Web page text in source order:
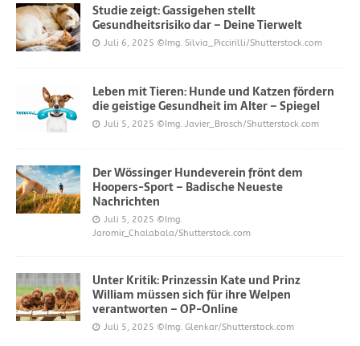
Studie zeigt: Gassigehen stellt
Gesundheitsrisiko dar – Deine Tierwelt
Juli 6, 2025 ©Img. Silvia_Piccirilli/Shutterstock.com
Leben mit Tieren: Hunde und Katzen fördern
die geistige Gesundheit im Alter – Spiegel
Juli 5, 2025 ©Img. Javier_Brosch/Shutterstock.com
Der Wössinger Hundeverein frönt dem
Hoopers-Sport – Badische Neueste
Nachrichten
Juli 5, 2025 ©Img.
Jaromir_Chalabala/Shutterstock.com
Unter Kritik: Prinzessin Kate und Prinz
William müssen sich für ihre Welpen
verantworten – OP-Online
Juli 5, 2025 ©Img. Glenkar/Shutterstock.com